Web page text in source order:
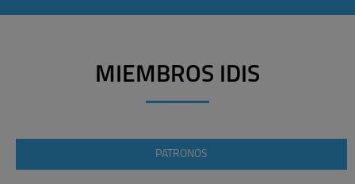
MIEMBROS IDIS
PATRONOS